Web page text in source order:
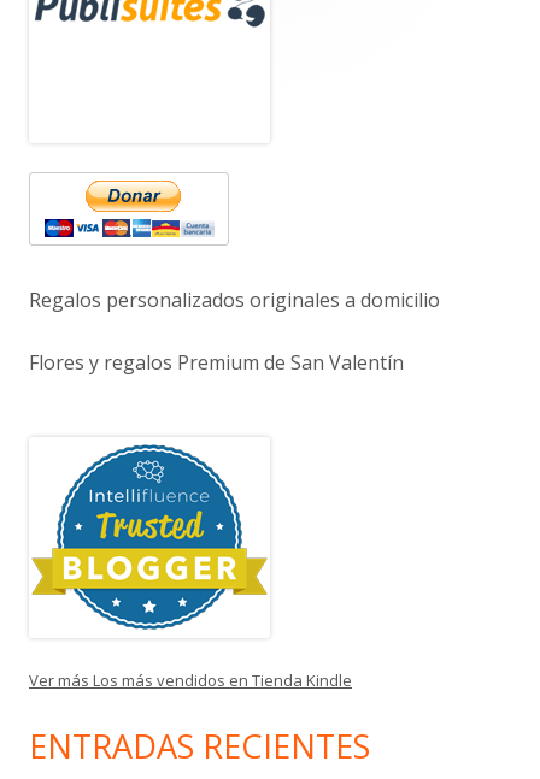
principal
Regalos personalizados originales a domicilio
Flores y regalos Premium de San Valentín
Ver más Los más vendidos en Tienda Kindle
ENTRADAS RECIENTES